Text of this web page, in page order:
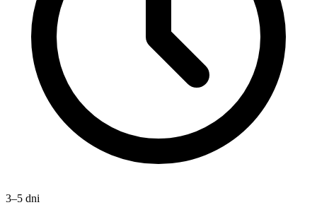
3–5 dni